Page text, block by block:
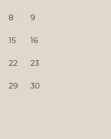
8 9
15 16
22 23
29 30